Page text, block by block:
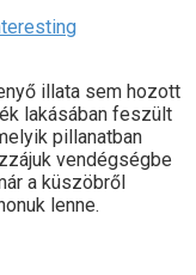
illata sem hozott
lakásában feszült
pillanatban
vendégségbe
a küszöbről
lenne.